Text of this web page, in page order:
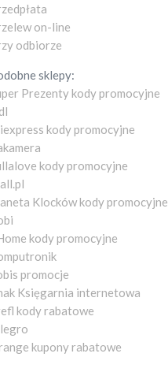
on-line
odbiorze
sklepy:
Prezenty kody promocyjne
kody promocyjne
kody promocyjne
Klocków kody promocyjne
kody promocyjne
promocje
Księgarnia internetowa
kody rabatowe
kupony rabatowe